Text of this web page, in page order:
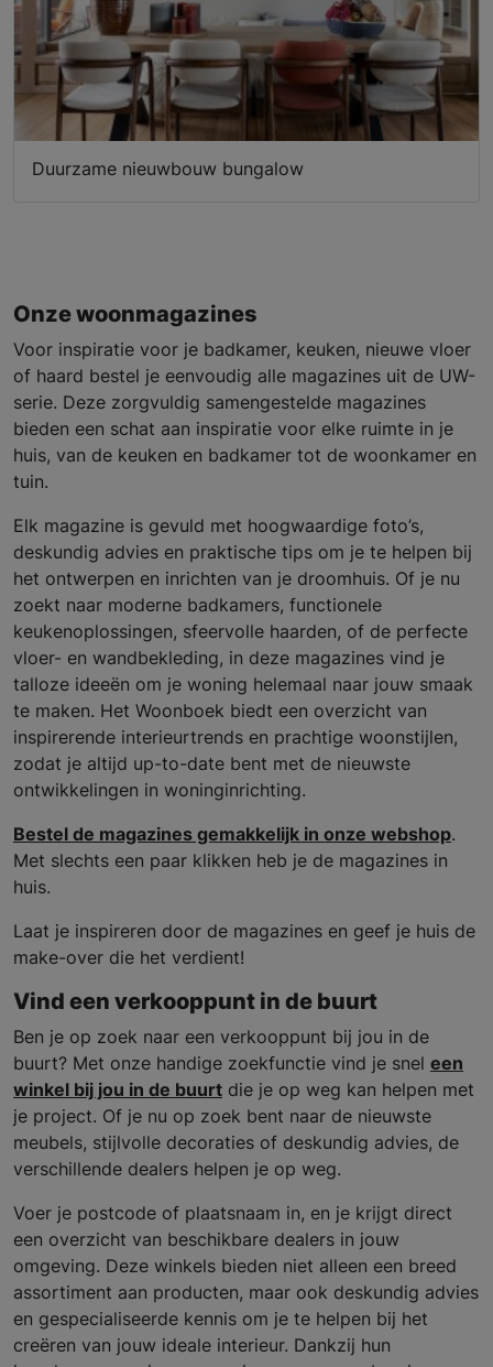
Duurzame nieuwbouw bungalow
Onze woonmagazines
Voor inspiratie voor je badkamer, keuken, nieuwe vloer
of haard bestel je eenvoudig alle magazines uit de UW-
serie. Deze zorgvuldig samengestelde magazines
bieden een schat aan inspiratie voor elke ruimte in je
huis, van de keuken en badkamer tot de woonkamer en
tuin.
Elk magazine is gevuld met hoogwaardige foto’s,
deskundig advies en praktische tips om je te helpen bij
het ontwerpen en inrichten van je droomhuis. Of je nu
zoekt naar moderne badkamers, functionele
keukenoplossingen, sfeervolle haarden, of de perfecte
vloer- en wandbekleding, in deze magazines vind je
talloze ideeën om je woning helemaal naar jouw smaak
te maken. Het Woonboek biedt een overzicht van
inspirerende interieurtrends en prachtige woonstijlen,
zodat je altijd up-to-date bent met de nieuwste
ontwikkelingen in woninginrichting.
Bestel de magazines gemakkelijk in onze webshop.
Met slechts een paar klikken heb je de magazines in
huis.
Laat je inspireren door de magazines en geef je huis de
make-over die het verdient!
Vind een verkooppunt in de buurt
Ben je op zoek naar een verkooppunt bij jou in de
buurt? Met onze handige zoekfunctie vind je snel een
winkel bij jou in de buurt die je op weg kan helpen met
je project. Of je nu op zoek bent naar de nieuwste
meubels, stijlvolle decoraties of deskundig advies, de
verschillende dealers helpen je op weg.
Voer je postcode of plaatsnaam in, en je krijgt direct
een overzicht van beschikbare dealers in jouw
omgeving. Deze winkels bieden niet alleen een breed
assortiment aan producten, maar ook deskundig advies
en gespecialiseerde kennis om je te helpen bij het
creëren van jouw ideale interieur. Dankzij hun